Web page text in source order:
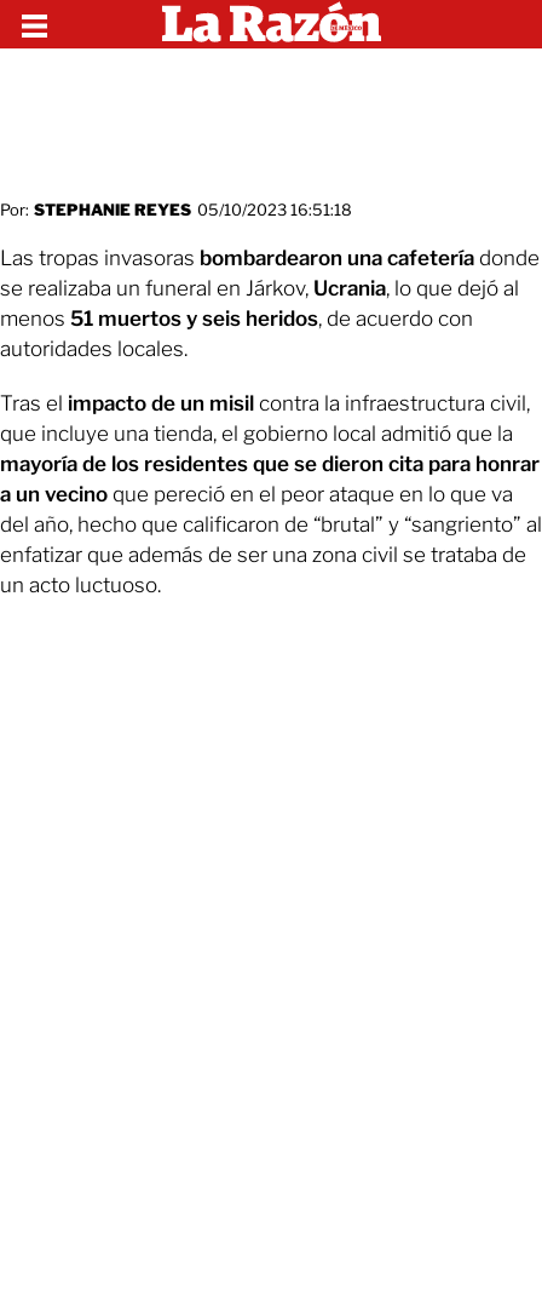
Por: STEPHANIE REYES 05/10/2023 16:51:18
Las tropas invasoras bombardearon una cafetería donde
se realizaba un funeral en Járkov, Ucrania, lo que dejó al
menos 51 muertos y seis heridos, de acuerdo con
autoridades locales.
Tras el impacto de un misil contra la infraestructura civil,
que incluye una tienda, el gobierno local admitió que la
mayoría de los residentes que se dieron cita para honrar
a un vecino que pereció en el peor ataque en lo que va
del año, hecho que calificaron de “brutal” y “sangriento” al
enfatizar que además de ser una zona civil se trataba de
un acto luctuoso.